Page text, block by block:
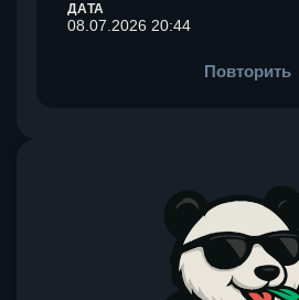
ДАТА
08.07.2026 20:44
Повторить